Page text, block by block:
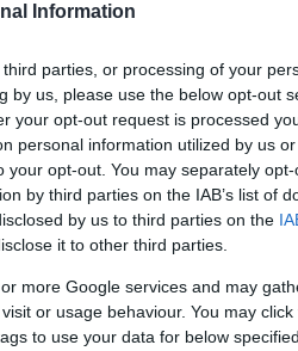
Information
parties, or processing of your
by us, please use the below opt-out
your opt-out request is processed
personal information utilized by us
opt-out. You may separately
by third parties on the IAB’s list of
by us to third parties on the
it to other third parties.
more Google services and may
or usage behaviour. You may
to use your data for below